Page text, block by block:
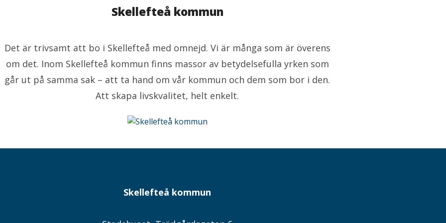
Skellefteå kommun
Det är trivsamt att bo i Skellefteå med omnejd. Vi är många som är överens
om det. Inom Skellefteå kommun finns massor av betydelsefulla yrken som
går ut på samma sak – att ta hand om vår kommun och dem som bor i den.
Att skapa livskvalitet, helt enkelt.
Skellefteå kommun